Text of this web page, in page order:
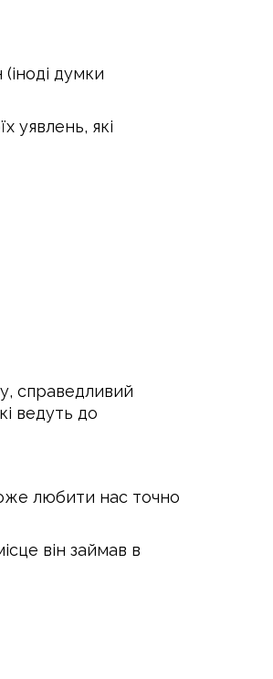
думки
уявлень, які
справедливий
ведуть до
любити нас точно
він займав в